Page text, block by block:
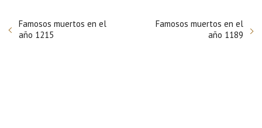
Famosos muertos en el
año 1215
Famosos muertos en el
año 1189